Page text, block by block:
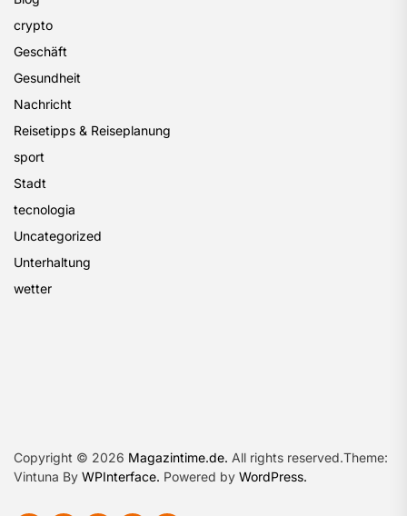
crypto
Geschäft
Gesundheit
Nachricht
Reisetipps & Reiseplanung
sport
Stadt
tecnologia
Uncategorized
Unterhaltung
wetter
Copyright © 2026 Magazintime.de. All rights reserved.Theme:
Vintuna By WPInterface. Powered by WordPress.